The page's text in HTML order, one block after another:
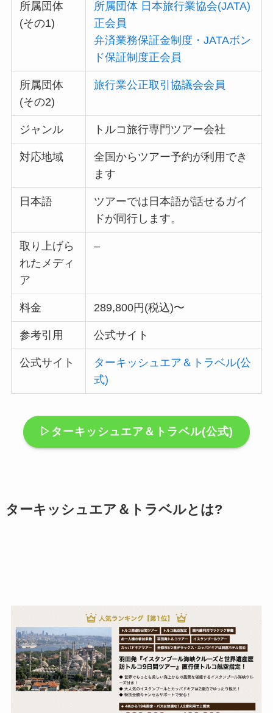
所属団体
(その1)
所属団体 日本旅行業協会(JATA)
正会員
弁済業務保証金制度・JATAボン
ド保証制度正会員
所属団体
(その2)
旅行業公正取引協議会会員
ジャンル トルコ旅行専門ツアー会社
対応地域
全国からツアー予約が利用でき
ます
日本語
ツアーでは日本語が話せるガイ
ドが同行します。
取り上げら
れたメディ
ア
–
料金 289,800円(税込)〜
参考引用 公式サイト
公式サイト
ターキッシュエア＆トラベル(公
式)
▷ターキッシュエア＆トラベル(公式)
ターキッシュエア＆トラベルとは?